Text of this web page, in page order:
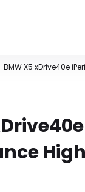
BMW X5 xDrive40e
High